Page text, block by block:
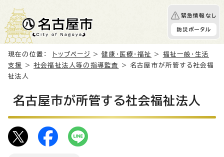
緊急情報なし
防災ポータル
現在の位置： トップページ >健康・医療・福祉 > 福祉一般・生活
支援
>社会福祉法人等の指導監査
> 名古屋市が所管する社会福
祉法人
名古屋市が所管する社会福祉法人